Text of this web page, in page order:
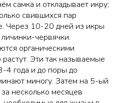
самка и откладывает икру;
свившихся пар
Через 10-20 дней из икры
червячки.
органическими
Эти так называемые
4 года и до поры до
миногу. Затем на 5-ый
несколько месяцев